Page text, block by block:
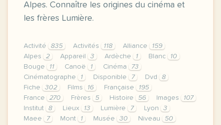
Alpes. Connaître les origines du cinéma et
les frères Lumière.
Activité 835 Activités 118 Alliance
159
Alpes
2 Appareil 3 Ardèche 1 Blanc
10
Bouge
11 Canoë 1 Cinéma
73
Cinématographe
1 Disponible 7 Dvd
8
Fiche
302 Films 16 Française
195
France
270 Frères 5 Histoire 56 Images
107
Institut
8 Lieux 13 Lumière 7 Lyon
3
Maee
7 Mont 1 Musée 30 Niveau
50